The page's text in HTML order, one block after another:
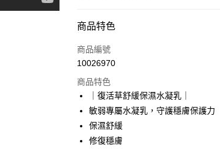
付款方式
信用卡一次付款
LINE Pay
Apple Pay
悠遊付
商品特色
商品編號
10026970
商品特色
｜復活草舒緩保濕水凝乳｜
敏弱專屬水凝乳，守護穩膚保護力
保濕舒緩
修復穩膚